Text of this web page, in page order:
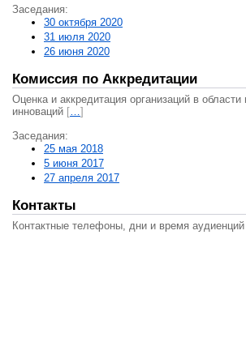
Заседания:
30 октября 2020
31 июля 2020
26 июня 2020
Комиссия по Аккредитации
Оценка и аккредитация организаций в области
инноваций […]
Заседания:
25 мая 2018
5 июня 2017
27 апреля 2017
Контакты
Контактные телефоны, дни и время аудиенций